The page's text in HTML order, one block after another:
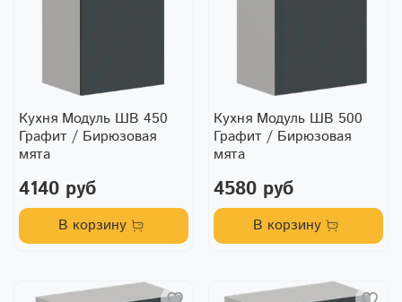
Кухня Модуль ШВ 450
Графит / Бирюзовая
мята
4140 руб
В корзину
Кухня Модуль ШВ 500
Графит / Бирюзовая
мята
4580 руб
В корзину